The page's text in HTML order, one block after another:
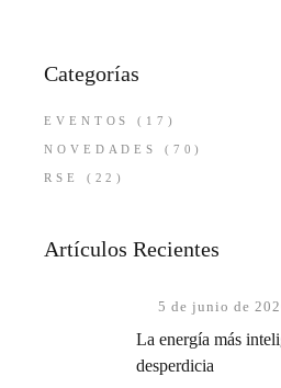
Categorías
EVENTOS (17)
NOVEDADES (70)
RSE (22)
Artículos Recientes
5 de junio de
La energía más
desperdicia